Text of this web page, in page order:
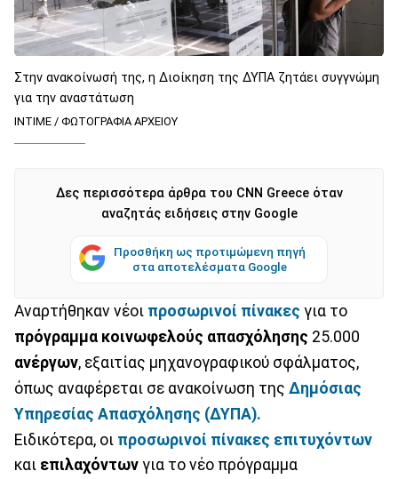
Στην ανακοίνωσή της, η Διοίκηση της ΔΥΠΑ ζητάει συγγνώμη
για την αναστάτωση
INTIME / ΦΩΤΟΓΡΑΦΙΑ ΑΡΧΕΙΟΥ
Δες περισσότερα άρθρα του CNN Greece όταν
αναζητάς ειδήσεις στην Google
Προσθήκη ως προτιμώμενη πηγή
στα αποτελέσματα Google
Αναρτήθηκαν νέοι προσωρινοί πίνακες για το
πρόγραμμα κοινωφελούς απασχόλησης 25.000
ανέργων, εξαιτίας μηχανογραφικού σφάλματος,
όπως αναφέρεται σε ανακοίνωση της Δημόσιας
Υπηρεσίας Απασχόλησης (ΔΥΠΑ).
Ειδικότερα, οι προσωρινοί πίνακες επιτυχόντων
και επιλαχόντων για το νέο πρόγραμμα